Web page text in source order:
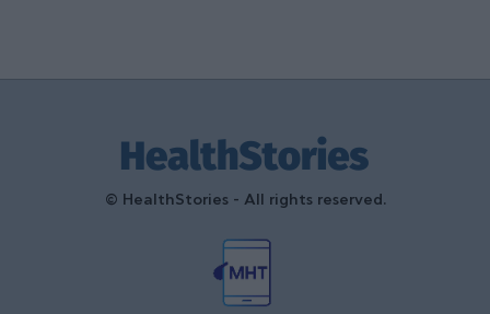
© HealthStories - All rights reserved.